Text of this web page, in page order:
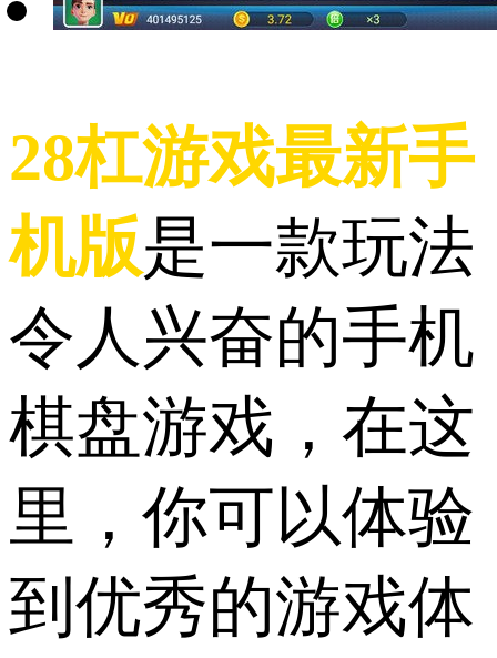
28杠游戏最新手
机版是一款玩法
令人兴奋的手机
棋盘游戏，在这
里，你可以体验
到优秀的游戏体